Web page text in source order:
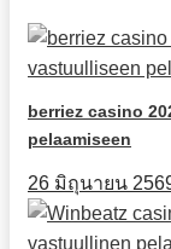
berriez casino
pelaamiseen
26 มิถุนายน